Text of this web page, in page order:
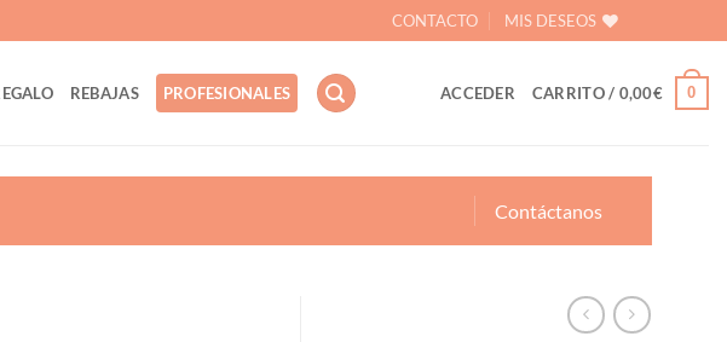
CONTACTO MIS DESEOS
REBAJAS PROFESIONALES ACCEDER CARRITO / 0,00€ 0
Contáctanos